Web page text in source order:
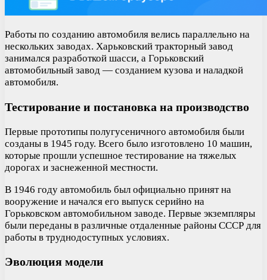
Работы по созданию автомобиля велись параллельно на
нескольких заводах. Харьковский тракторный завод
занимался разработкой шасси, а Горьковский
автомобильный завод — созданием кузова и наладкой
автомобиля.
Тестирование и постановка на производство
Первые прототипы полугусеничного автомобиля были
созданы в 1945 году. Всего было изготовлено 10 машин,
которые прошли успешное тестирование на тяжелых
дорогах и заснеженной местности.
В 1946 году автомобиль был официально принят на
вооружение и начался его выпуск серийно на
Горьковском автомобильном заводе. Первые экземпляры
были переданы в различные отдаленные районы СССР для
работы в труднодоступных условиях.
Эволюция модели